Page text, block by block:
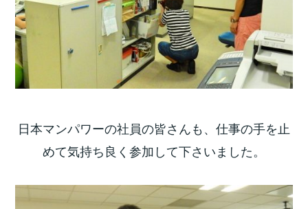
日本マンパワーの社員の皆さんも、仕事の手を止
めて気持ち良く参加して下さいました。